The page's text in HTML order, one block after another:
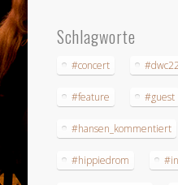
Schlagworte
#concert
#feature #guest
#hansen_kommentiert
#hippiedrom